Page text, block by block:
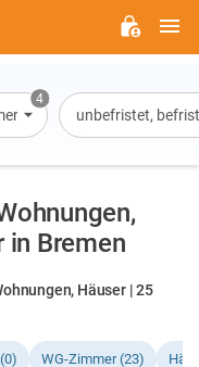
4
Wohnung, Wohnung,
unbefristet,
in Bremen
Häuser | 25
WG-Zimmer (23)